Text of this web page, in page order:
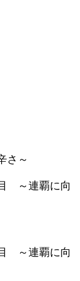
さ～
～連覇に向
～連覇に向